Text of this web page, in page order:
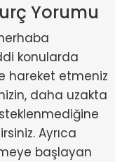
Yorumu
konularda
hareket etmeniz
daha uzakta
Ayrıca
başlayan